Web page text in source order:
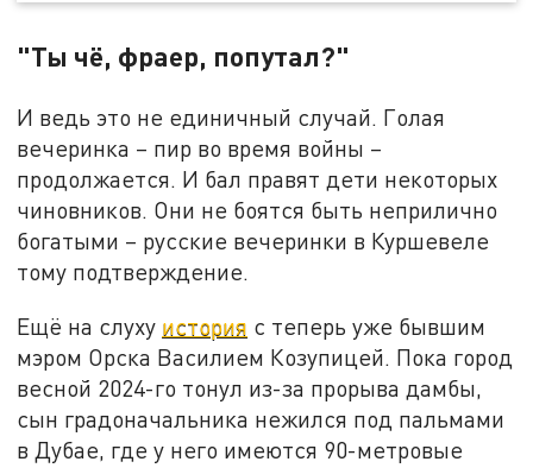
"Ты чё, фраер, попутал?"
И ведь это не единичный случай. Голая
вечеринка – пир во время войны –
продолжается. И бал правят дети некоторых
чиновников. Они не боятся быть неприлично
богатыми – русские вечеринки в Куршевеле
тому подтверждение.
Ещё на слуху история с теперь уже бывшим
мэром Орска Василием Козупицей. Пока город
весной 2024-го тонул из-за прорыва дамбы,
сын градоначальника нежился под пальмами
в Дубае, где у него имеются 90-метровые